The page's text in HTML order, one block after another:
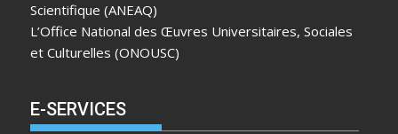
Scientifique (ANEAQ)
L’Office National des Œuvres Universitaires, Sociales
et Culturelles (ONOUSC)
E-SERVICES